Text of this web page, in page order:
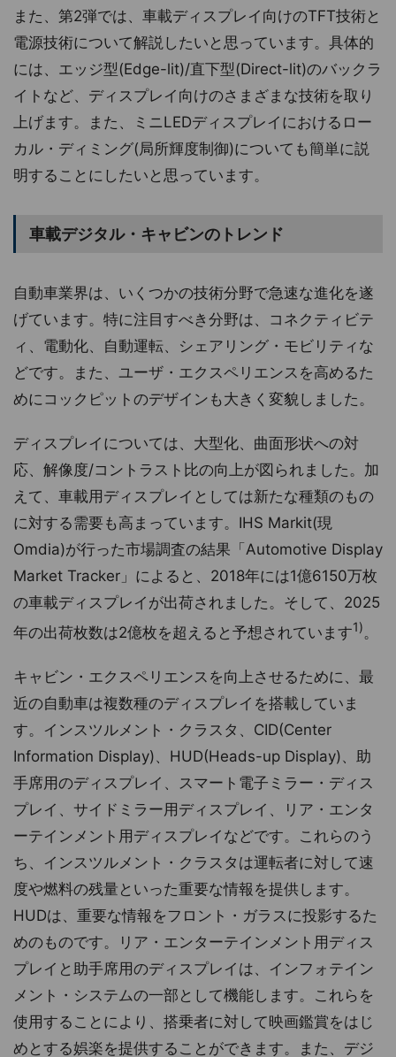
また、第2弾では、車載ディスプレイ向けのTFT技術と
電源技術について解説したいと思っています。具体的
には、エッジ型(Edge-lit)/直下型(Direct-lit)のバックラ
イトなど、ディスプレイ向けのさまざまな技術を取り
上げます。また、ミニLEDディスプレイにおけるロー
カル・ディミング(局所輝度制御)についても簡単に説
明することにしたいと思っています。
車載デジタル・キャビンのトレンド
自動車業界は、いくつかの技術分野で急速な進化を遂
げています。特に注目すべき分野は、コネクティビテ
ィ、電動化、自動運転、シェアリング・モビリティな
どです。また、ユーザ・エクスペリエンスを高めるた
めにコックピットのデザインも大きく変貌しました。
ディスプレイについては、大型化、曲面形状への対
応、解像度/コントラスト比の向上が図られました。加
えて、車載用ディスプレイとしては新たな種類のもの
に対する需要も高まっています。IHS Markit(現
Omdia)が行った市場調査の結果「Automotive Display
Market Tracker」によると、2018年には1億6150万枚
の車載ディスプレイが出荷されました。そして、2025
年の出荷枚数は2億枚を超えると予想されています1)。
キャビン・エクスペリエンスを向上させるために、最
近の自動車は複数種のディスプレイを搭載していま
す。インスツルメント・クラスタ、CID(Center
Information Display)、HUD(Heads-up Display)、助
手席用のディスプレイ、スマート電子ミラー・ディス
プレイ、サイドミラー用ディスプレイ、リア・エンタ
ーテインメント用ディスプレイなどです。これらのう
ち、インスツルメント・クラスタは運転者に対して速
度や燃料の残量といった重要な情報を提供します。
HUDは、重要な情報をフロント・ガラスに投影するた
めのものです。リア・エンターテインメント用ディス
プレイと助手席用のディスプレイは、インフォテイン
メント・システムの一部として機能します。これらを
使用することにより、搭乗者に対して映画鑑賞をはじ
めとする娯楽を提供することができます。また、デジ